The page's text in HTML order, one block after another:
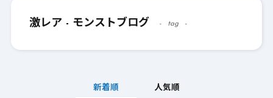
激レア - モンストブログ tag
新着順 人気順